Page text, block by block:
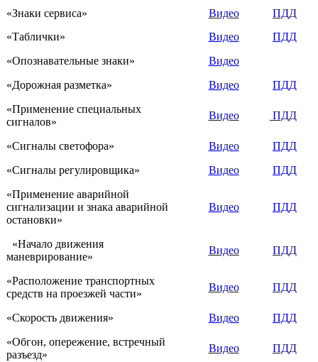
«Знаки сервиса»
Видео
ПДД
«Таблички»
Видео
ПДД
«Опознавательные знаки»
Видео
«Дорожная разметка»
Видео
ПДД
«Применение специальных
сигналов»
Видео ПДД
«Сигналы светофора» Видео
ПДД
«Сигналы регулировщика»
Видео
ПДД
«Применение аварийной
сигнализации и знака аварийной
остановки»
Видео ПДД
«Начало движения
маневрирование»
Видео ПДД
«Расположение транспортных
средств на проезжей части»
Видео ПДД
«Скорость движения» Видео
ПДД
«Обгон, опережение, встречный
разъезд»
Видео ПДД